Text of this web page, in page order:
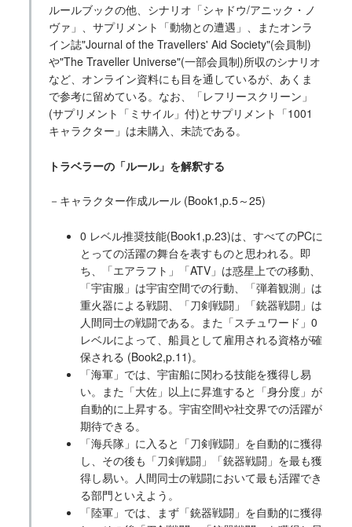
ルールブックの他、シナリオ「シャドウ/アニック・ノ
ヴァ」、サプリメント「動物との遭遇」、またオンラ
イン誌"Journal of the Travellers' Aid Society"(会員制)
や"The Traveller Universe"(一部会員制)所収のシナリオ
など、オンライン資料にも目を通しているが、あくま
で参考に留めている。なお、「レフリースクリーン」
(サプリメント「ミサイル」付)とサプリメント「1001
キャラクター」は未購入、未読である。
トラベラーの「ルール」を解釈する
－キャラクター作成ルール (Book1,p.5～25)
0 レベル推奨技能(Book1,p.23)は、すべてのPCに
とっての活躍の舞台を表すものと思われる。即
ち、「エアラフト」「ATV」は惑星上での移動、
「宇宙服」は宇宙空間での行動、「弾着観測」は
重火器による戦闘、「刀剣戦闘」「銃器戦闘」は
人間同士の戦闘である。また「スチュワード」0
レベルによって、船員として雇用される資格が確
保される (Book2,p.11)。
「海軍」では、宇宙船に関わる技能を獲得し易
い。また「大佐」以上に昇進すると「身分度」が
自動的に上昇する。宇宙空間や社交界での活躍が
期待できる。
「海兵隊」に入ると「刀剣戦闘」を自動的に獲得
し、その後も「刀剣戦闘」「銃器戦闘」を最も獲
得し易い。人間同士の戦闘において最も活躍でき
る部門といえよう。
「陸軍」では、まず「銃器戦闘」を自動的に獲得